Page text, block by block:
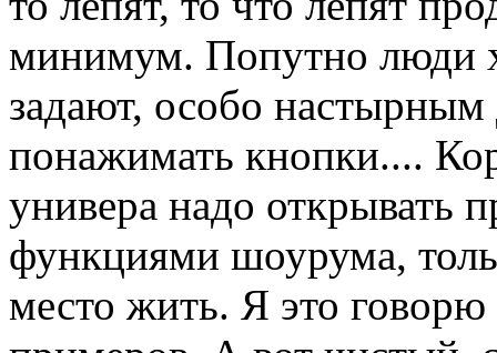
минимум. Попутно люди
задают, особо
понажимать кнопки....
универа надо открывать
функциями шоурума,
место жить. Я это